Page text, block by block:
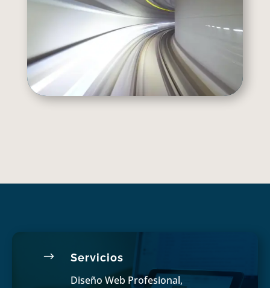
$ Servicios
Diseño Web Profesional,